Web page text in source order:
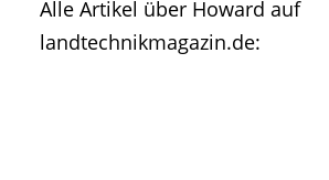
• Geschichte und Geschichten
• Messen und Veranstaltungen
Alle Artikel über Howard auf
landtechnikmagazin.de: